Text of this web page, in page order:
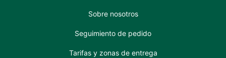
Sobre nosotros
Seguimiento de pedido
Tarifas y zonas de entrega